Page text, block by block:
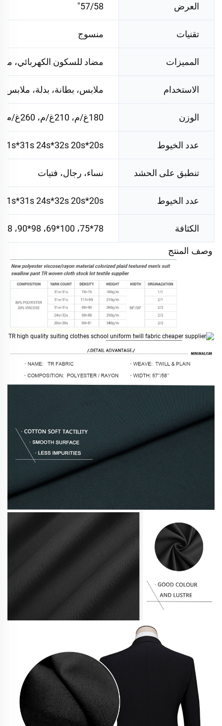
العرض 57/58"
تقنيات منسوج
المميزات مضاد للسكون الكهربائي،
الاستخدام ملابس، بطانة، بدلة،
الوزن 180غ/م، 210غ/م، 260غ/م، 290غ/م، 340غ/م
عدد الخيوط 31s*31s 24s*32s 20s*20s
تنطبق على الحشد نساء، رجال، فتيات
عدد الخيوط 31s*31s 24s*32s 20s*20s
الكثافة 78*75، 100*69، 98*90، 98*88، 90*81
وصف المنتج